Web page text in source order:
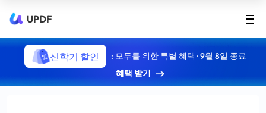
UPDF
신학기 할인
: 모두를 위한 특별 혜택 · 9월 8일 종료
혜택 받기